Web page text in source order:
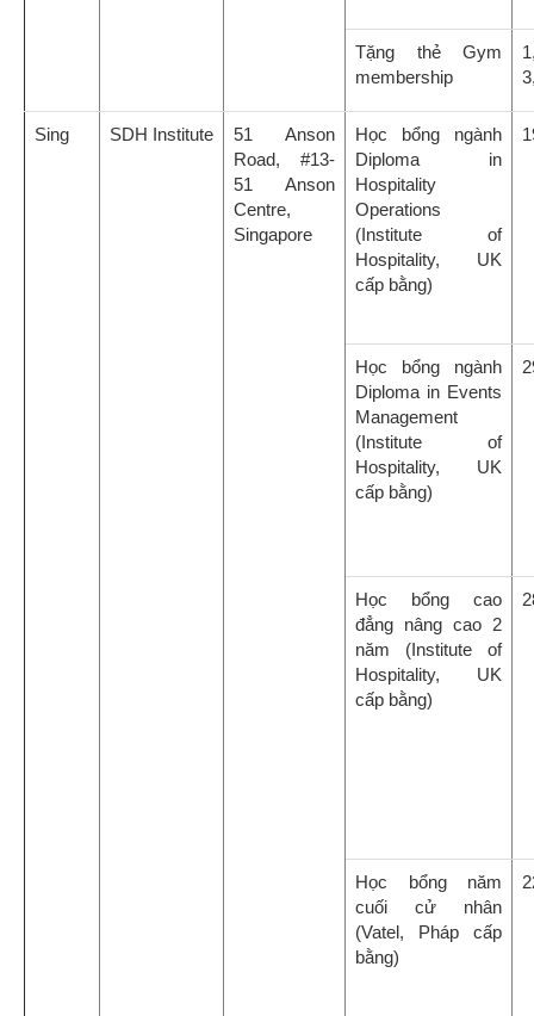
Tặng thẻ Gym
membership
Sing SDH Institute
51 Anson
Road, #13-
51 Anson
Centre,
Singapore
Học bổng ngành
Diploma in
Hospitality
Operations
(Institute of
Hospitality, UK
cấp bằng)
Học bổng ngành
Diploma in Events
Management
(Institute of
Hospitality, UK
cấp bằng)
Học bổng cao
đẳng nâng cao 2
năm (Institute of
Hospitality, UK
cấp bằng)
Học bổng năm
cuối cử nhân
(Vatel, Pháp cấp
bằng)